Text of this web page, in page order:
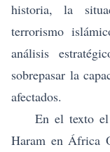
historia, la
terrorismo
análisis
sobrepasar la
afectados.
En el texto el
Haram en África